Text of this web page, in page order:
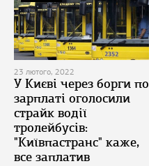
23 лютого, 2022
У Києві через борги по
зарплаті оголосили
страйк водії
тролейбусів:
"Київпастранс" каже,
все заплатив